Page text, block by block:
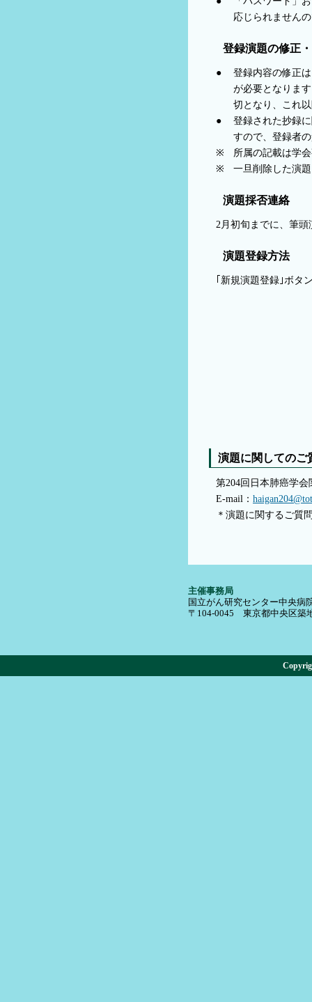
応じられません
登録演題の修正
●
登録内容の修正
が必要となりま
切となり、これ
●
登録された抄録
すので、登録者
※
所属の記載は学
※
一旦削除した演
演題採否連絡
2月初旬までに、筆
演題登録方法
｢新規演題登録｣ボタ
演題に関してのご
第204回日本肺癌学
E-mail：
＊演題に関するご質
主催事務局
国立がん研究センター中央病
〒104-0045 東京都中央区築